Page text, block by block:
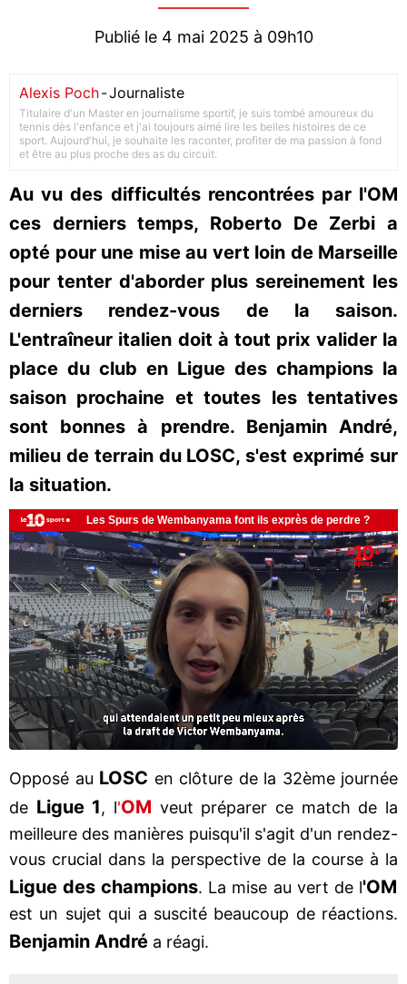
Publié le 4 mai 2025 à 09h10
Alexis Poch-Journaliste
Titulaire d'un Master en journalisme sportif, je suis tombé amoureux du
tennis dès l'enfance et j'ai toujours aimé lire les belles histoires de ce
sport. Aujourd'hui, je souhaite les raconter, profiter de ma passion à fond
et être au plus proche des as du circuit.
Au vu des difficultés rencontrées par l'OM
ces derniers temps, Roberto De Zerbi a
opté pour une mise au vert loin de Marseille
pour tenter d'aborder plus sereinement les
derniers rendez-vous de la saison.
L'entraîneur italien doit à tout prix valider la
place du club en Ligue des champions la
saison prochaine et toutes les tentatives
sont bonnes à prendre. Benjamin André,
milieu de terrain du LOSC, s'est exprimé sur
la situation.
Opposé au LOSC en clôture de la 32ème journée
de Ligue 1, l'OM veut préparer ce match de la
meilleure des manières puisqu'il s'agit d'un rendez-
vous crucial dans la perspective de la course à la
Ligue des champions. La mise au vert de l'OM
est un sujet qui a suscité beaucoup de réactions.
Benjamin André a réagi.